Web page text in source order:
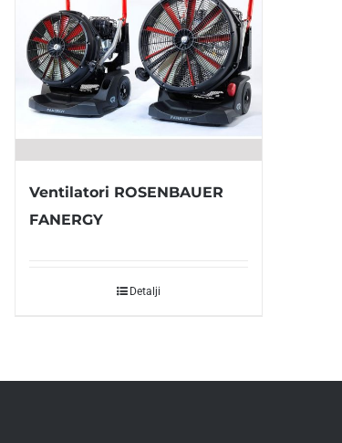
Ventilatori ROSENBAUER
FANERGY
Detalji